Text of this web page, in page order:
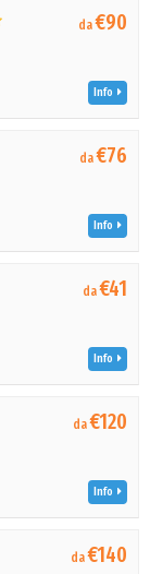
da€90
Info
da€76
Info
da€41
Info
da€120
Info
da€140